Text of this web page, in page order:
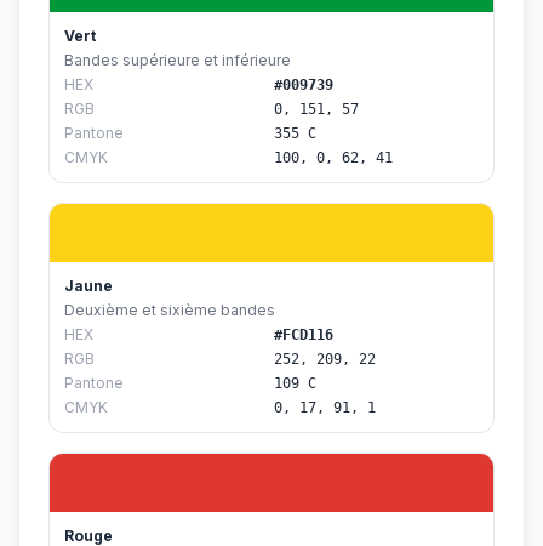
Vert
Bandes supérieure et inférieure
HEX
#009739
RGB 0, 151, 57
Pantone 355 C
CMYK 100, 0, 62, 41
Jaune
Deuxième et sixième bandes
HEX
#FCD116
RGB 252, 209, 22
Pantone 109 C
CMYK 0, 17, 91, 1
Rouge